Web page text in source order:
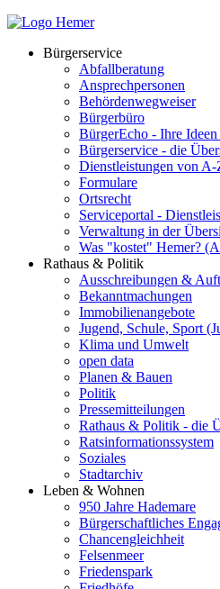
Bürgerservice
Abfallberatung
Ansprechpersonen
Behördenwegweiser
Bürgerbüro
BürgerEcho - Ihre
Bürgerservice - die
Dienstleistungen von A-
Formulare
Ortsrecht
Serviceportal -
Verwaltung in der
Was "kostet" Hemer?
Rathaus & Politik
Ausschreibungen &
Bekanntmachungen
Immobilienangebote
Jugend, Schule, Sport
Klima und Umwelt
open data
Planen & Bauen
Politik
Pressemitteilungen
Rathaus & Politik - die
Ratsinformationssystem
Soziales
Stadtarchiv
Leben & Wohnen
950 Jahre Hademare
Bürgerschaftliches
Chancengleichheit
Felsenmeer
Friedenspark